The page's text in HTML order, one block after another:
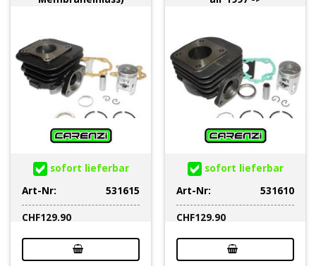
sofort lieferbar
Art-Nr:
531615
CHF129.90
sofort lieferbar
Art-Nr:
531610
CHF129.90